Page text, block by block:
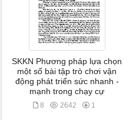
SKKN Phương pháp lựa chọn
một số bài tập trò chơi vận
động phát triển sức nhanh -
mạnh trong chạy cự
8 2642 1